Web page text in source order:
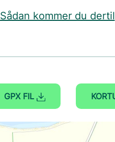
Sådan kommer du dertil
GPX FIL